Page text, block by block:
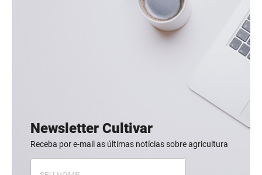
Newsletter Cultivar
Receba por e-mail as últimas notícias sobre agricultura